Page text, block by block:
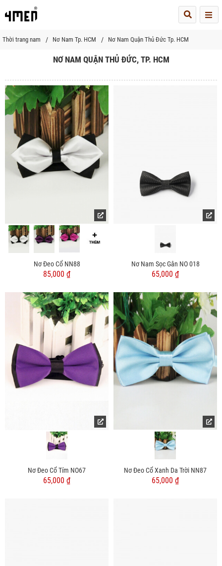
Thời trang nam Nơ Nam Tp. HCM Nơ Nam Quận Thủ Đức Tp. HCM
NƠ NAM QUẬN THỦ ĐỨC, TP. HCM
Nơ Đeo Cổ NN88
85,000 ₫
Nơ Nam Sọc Gân NO 018
65,000 ₫
Nơ Đeo Cổ Tím NO67
65,000 ₫
Nơ Đeo Cổ Xanh Da Trời NN87
65,000 ₫